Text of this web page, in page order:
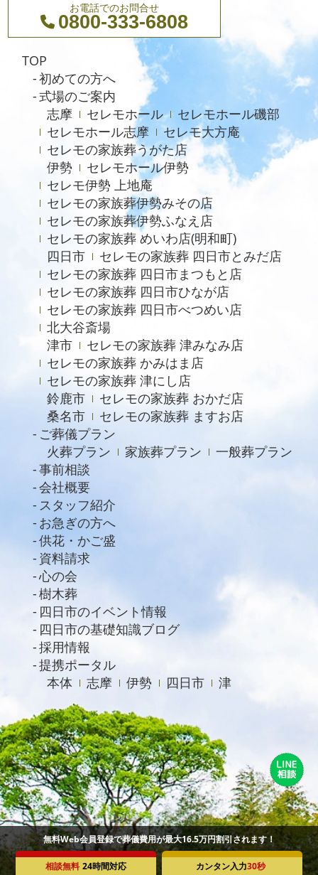
無料Web会員登録で葬儀費用が最大16.5万円割引されます！
相談無料 24時間対応 カンタン入力30秒
お電話でのお問合せ
0800-333-6808
TOP
初めての方へ
式場のご案内
志摩
セレモホール
セレモホール磯部
セレモホール志摩
セレモ大方庵
セレモの家族葬うがた店
伊勢
セレモホール伊勢
セレモ伊勢 上地庵
セレモの家族葬伊勢みその店
セレモの家族葬伊勢ふなえ店
セレモの家族葬 めいわ店(明和町)
四日市
セレモの家族葬 四日市とみだ店
セレモの家族葬 四日市まつもと店
セレモの家族葬 四日市ひなが店
セレモの家族葬 四日市べつめい店
北大谷斎場
津市
セレモの家族葬 津みなみ店
セレモの家族葬 かみはま店
セレモの家族葬 津にし店
鈴鹿市
セレモの家族葬 おかだ店
桑名市
セレモの家族葬 ますお店
ご葬儀プラン
火葬プラン
家族葬プラン
一般葬プラン
事前相談
会社概要
スタッフ紹介
お急ぎの方へ
供花・かご盛
資料請求
心の会
樹木葬
四日市のイベント情報
四日市の基礎知識ブログ
採用情報
提携ポータル
本体
志摩 伊勢 四日市 津